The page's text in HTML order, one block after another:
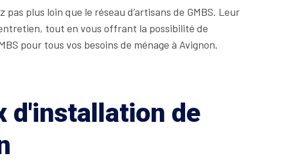
plus loin que le réseau d’artisans de GMBS. Leur
tout en vous offrant la possibilité de
pour tous vos besoins de ménage à Avignon.
d'installation de